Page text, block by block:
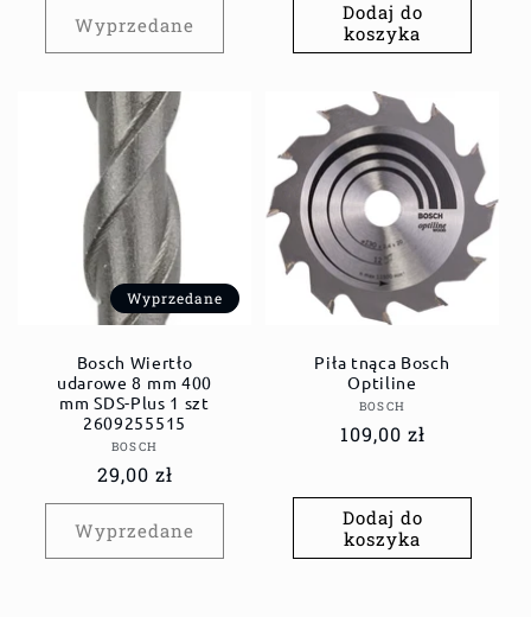
Wyprzedane
Dodaj do
koszyka
Wyprzedane
Bosch Wiertło
udarowe 8 mm 400
mm SDS-Plus 1 szt
2609255515
Dostawca:
BOSCH
Cena
regularna
29,00 zł
Wyprzedane
Piła tnąca Bosch
Optiline
Dostawca:
BOSCH
Cena
109,00 zł
Dodaj do
koszyka